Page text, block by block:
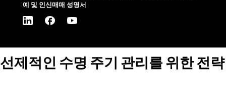
예 및 인신매매 성명서
선제적인 수명 주기 관리를 위한 전략